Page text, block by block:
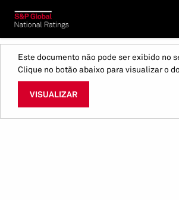
Este documento não pode ser exibido no
Clique no botão abaixo para visualizar o
VISUALIZAR